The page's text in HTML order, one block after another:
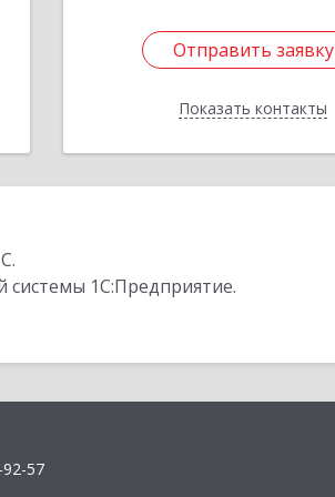
Отправить заявку
Показать контакты
Отправить заявку
Назад
системы 1С:Предприятие.
57